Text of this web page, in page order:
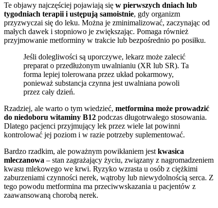
Te objawy najczęściej pojawiają się w pierwszych dniach lub
tygodniach terapii i ustępują samoistnie, gdy organizm
przyzwyczai się do leku. Można je zminimalizować, zaczynając od
małych dawek i stopniowo je zwiększając. Pomaga również
przyjmowanie metforminy w trakcie lub bezpośrednio po posiłku.
Jeśli dolegliwości są uporczywe, lekarz może zalecić
preparat o przedłużonym uwalnianiu (XR lub SR). Ta
forma lepiej tolerowana przez układ pokarmowy,
ponieważ substancja czynna jest uwalniana powoli
przez cały dzień.
Rzadziej, ale warto o tym wiedzieć, metformina może prowadzić
do niedoboru witaminy B12 podczas długotrwałego stosowania.
Dlatego pacjenci przyjmujący lek przez wiele lat powinni
kontrolować jej poziom i w razie potrzeby suplementować.
Bardzo rzadkim, ale poważnym powikłaniem jest kwasica
mleczanowa – stan zagrażający życiu, związany z nagromadzeniem
kwasu mlekowego we krwi. Ryzyko wzrasta u osób z ciężkimi
zaburzeniami czynności nerek, wątroby lub niewydolnością serca. Z
tego powodu metformina ma przeciwwskazania u pacjentów z
zaawansowaną chorobą nerek.